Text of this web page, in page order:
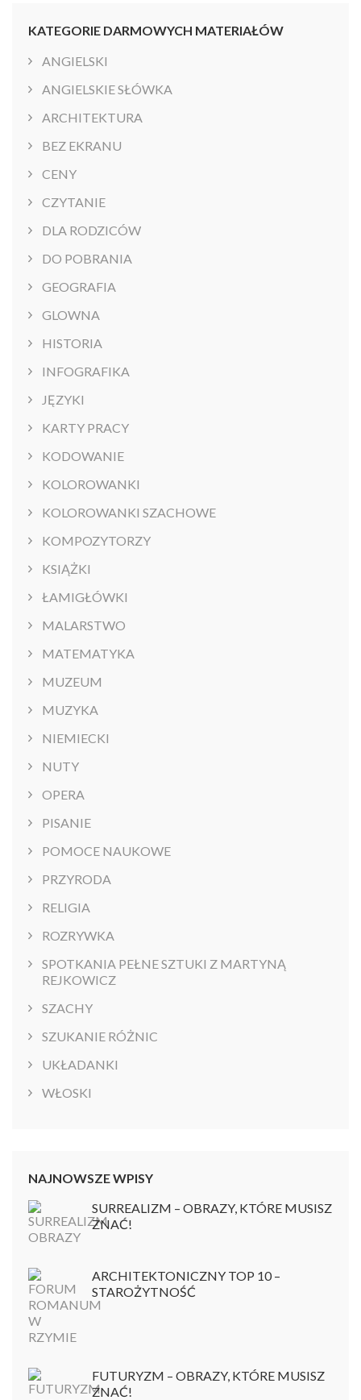
KATEGORIE DARMOWYCH MATERIAŁÓW
ANGIELSKI
ANGIELSKIE SŁÓWKA
ARCHITEKTURA
BEZ EKRANU
CENY
CZYTANIE
DLA RODZICÓW
DO POBRANIA
GEOGRAFIA
GLOWNA
HISTORIA
INFOGRAFIKA
JĘZYKI
KARTY PRACY
KODOWANIE
KOLOROWANKI
KOLOROWANKI SZACHOWE
KOMPOZYTORZY
KSIĄŻKI
ŁAMIGŁÓWKI
MALARSTWO
MATEMATYKA
MUZEUM
MUZYKA
NIEMIECKI
NUTY
OPERA
PISANIE
POMOCE NAUKOWE
PRZYRODA
RELIGIA
ROZRYWKA
SPOTKANIA PEŁNE SZTUKI Z MARTYNĄ
REJKOWICZ
SZACHY
SZUKANIE RÓŻNIC
UKŁADANKI
WŁOSKI
NAJNOWSZE WPISY
SURREALIZM – OBRAZY, KTÓRE MUSISZ
ZNAĆ!
ARCHITEKTONICZNY TOP 10 –
STAROŻYTNOŚĆ
FUTURYZM – OBRAZY, KTÓRE MUSISZ
ZNAĆ!